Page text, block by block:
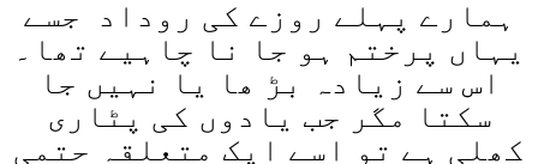
ہمارے پہلے روزے کی روداد جسے
یہاں پرختم ہو جا نا چاہیے تھا۔
اس سے زیادہ بڑ ھا یا نہیں جا
سکتا مگر جب یادوں کی پٹاری
کھلی ہے تو اسے ایک متعلقہ حتمی